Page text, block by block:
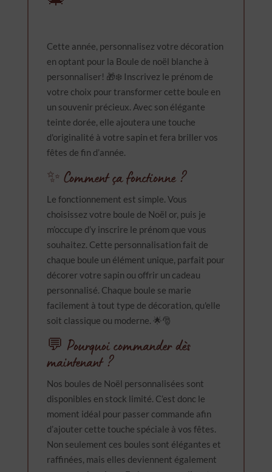
Cette année, personnalisez votre décoration
en optant pour la Boule de noël blanche à
personnaliser! 🎁❄️ Inscrivez le prénom de
votre choix pour transformer cette boule en
un souvenir précieux. Avec son élégante
teinte dorée, elle ajoutera une touche
d'originalité à votre sapin et fera briller vos
fêtes de fin d’année.
✨ Comment ça fonctionne ?
Le fonctionnement est simple. Vous
choisissez votre boule de Noël or, puis je
m’occupe d’y inscrire le prénom que vous
souhaitez. Cette personnalisation fait de
chaque boule un élément unique, parfait pour
décorer votre sapin ou offrir un cadeau
personnalisé. Chaque boule se marie
facilement à tout type de décoration, qu'elle
soit classique ou moderne. 🌟🎅
💬 Pourquoi commander dès
maintenant ?
Nos boules de Noël personnalisées sont
disponibles en stock limité. C’est donc le
moment idéal pour passer commande afin
d’ajouter cette touche spéciale à vos fêtes.
Non seulement ces boules sont élégantes et
raffinées, mais elles deviennent également